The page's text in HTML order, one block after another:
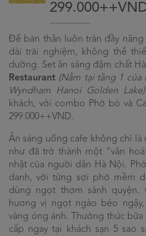
Để bản thân luôn tràn đầy
dài trải nghiệm, không thể
dưỡng. Set ăn sáng đậm chất
Restaurant (Nằm tại tầng 1 của
Wyndham Hanoi Golden Lake)
khách, với combo Phở bò và
299.000++VND.
Ăn sáng uống cafe không chỉ
như đã trở thành một “văn
nhật của người dân Hà Nội.
danh, với từng sợi phở mềm
dùng ngọt thơm sánh quyện.
hương vị ngọt ngào béo
vàng óng ánh. Thưởng thức
cấp ngay tại khách sạn 5 sao